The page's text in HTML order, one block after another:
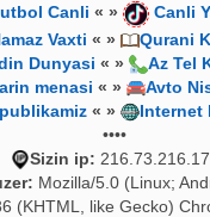
Canli « »
Canli
Vaxti « »
Qurani
Dunyasi « »
Az Tel
menasi « »
Avto
« »
Internet
••••
Sizin ip:
Mozilla/5.0 (Linux;
(KHTML, like Gecko)